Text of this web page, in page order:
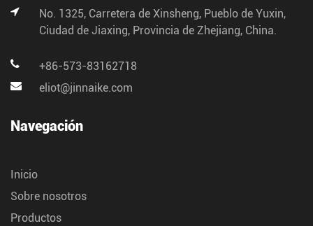
No. 1325, Carretera de Xinsheng, Pueblo de Yuxin,
Ciudad de Jiaxing, Provincia de Zhejiang, China.
+86-573-83162718
eliot@jinnaike.com
Navegación
Inicio
Sobre nosotros
Productos